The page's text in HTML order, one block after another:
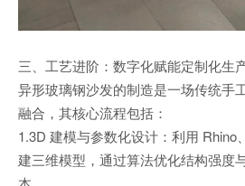
三、工艺进阶：数字化赋能定制化生
异形玻璃钢沙发的制造是一场传统手
融合，其核心流程包括：
1.3D 建模与参数化设计：利用 Rhino
建三维模型，通过算法优化结构强度